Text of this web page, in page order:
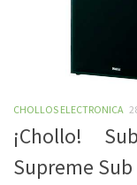
CHOLLOS ELECTRONICA
¡Chollo!
Supreme